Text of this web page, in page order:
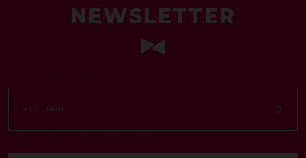
NEWSLETTER